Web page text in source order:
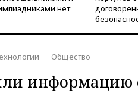
нет
Общество
информацию